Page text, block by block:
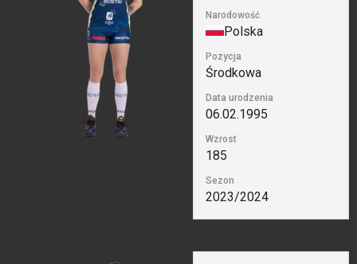
Narodowość
Polska
Pozycja
Środkowa
Data urodzenia
06.02.1995
Wzrost
185
Sezon
2023/2024